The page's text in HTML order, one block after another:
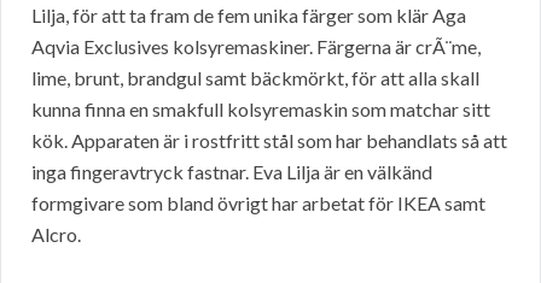
Lilja, för att ta fram de fem unika färger som klär Aga
Aqvia Exclusives kolsyremaskiner. Färgerna är crÃ¨me,
lime, brunt, brandgul samt bäckmörkt, för att alla skall
kunna finna en smakfull kolsyremaskin som matchar sitt
kök. Apparaten är i rostfritt stål som har behandlats så att
inga fingeravtryck fastnar. Eva Lilja är en välkänd
formgivare som bland övrigt har arbetat för IKEA samt
Alcro.